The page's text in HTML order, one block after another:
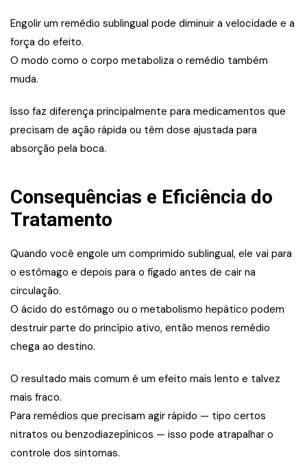
Engolir um remédio sublingual pode diminuir a velocidade e a
força do efeito.
O modo como o corpo metaboliza o remédio também
muda.
Isso faz diferença principalmente para medicamentos que
precisam de ação rápida ou têm dose ajustada para
absorção pela boca.
Consequências e Eficiência do
Tratamento
Quando você engole um comprimido sublingual, ele vai para
o estômago e depois para o fígado antes de cair na
circulação.
O ácido do estômago ou o metabolismo hepático podem
destruir parte do princípio ativo, então menos remédio
chega ao destino.
O resultado mais comum é um efeito mais lento e talvez
mais fraco.
Para remédios que precisam agir rápido — tipo certos
nitratos ou benzodiazepínicos — isso pode atrapalhar o
controle dos sintomas.